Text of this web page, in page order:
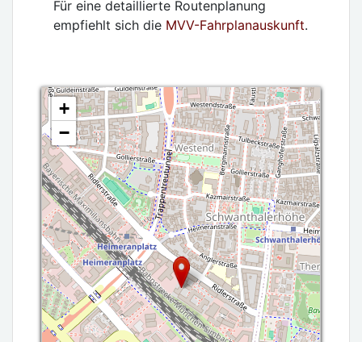
Für eine detaillierte Routenplanung
empfiehlt sich die MVV-Fahrplanauskunft.
+
−